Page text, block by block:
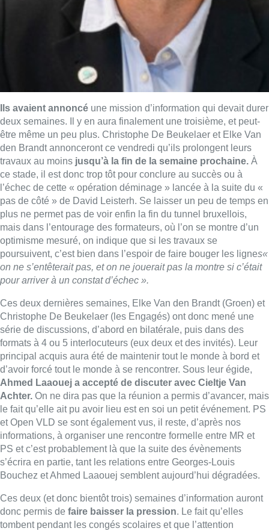
Ils avaient annoncé une mission d’information qui devait durer
deux semaines. Il y en aura finalement une troisième, et peut-
être même un peu plus. Christophe De Beukelaer et Elke Van
den Brandt annonceront ce vendredi qu’ils prolongent leurs
travaux au moins jusqu’à la fin de la semaine prochaine. À
ce stade, il est donc trop tôt pour conclure au succès ou à
l’échec de cette « opération déminage » lancée à la suite du «
pas de côté » de David Leisterh. Se laisser un peu de temps en
plus ne permet pas de voir enfin la fin du tunnel bruxellois,
mais dans l’entourage des formateurs, où l’on se montre d’un
optimisme mesuré, on indique que si les travaux se
poursuivent, c’est bien dans l’espoir de faire bouger les lignes«
on ne s’entêterait pas, et on ne jouerait pas la montre si c’était
pour arriver à un constat d’échec ».
Ces deux dernières semaines, Elke Van den Brandt (Groen) et
Christophe De Beukelaer (les Engagés) ont donc mené une
série de discussions, d’abord en bilatérale, puis dans des
formats à 4 ou 5 interlocuteurs (eux deux et des invités). Leur
principal acquis aura été de maintenir tout le monde à bord et
d’avoir forcé tout le monde à se rencontrer. Sous leur égide,
Ahmed Laaouej a accepté de discuter avec Cieltje Van
Achter. On ne dira pas que la réunion a permis d’avancer, mais
le fait qu’elle ait pu avoir lieu est en soi un petit événement. PS
et Open VLD se sont également vus, il reste, d’après nos
informations, à organiser une rencontre formelle entre MR et
PS et c’est probablement là que la suite des évènements
s’écrira en partie, tant les relations entre Georges-Louis
Bouchez et Ahmed Laaouej semblent aujourd’hui dégradées.
Ces deux (et donc bientôt trois) semaines d’information auront
donc permis de faire baisser la pression. Le fait qu’elles
tombent pendant les congés scolaires et que l’attention